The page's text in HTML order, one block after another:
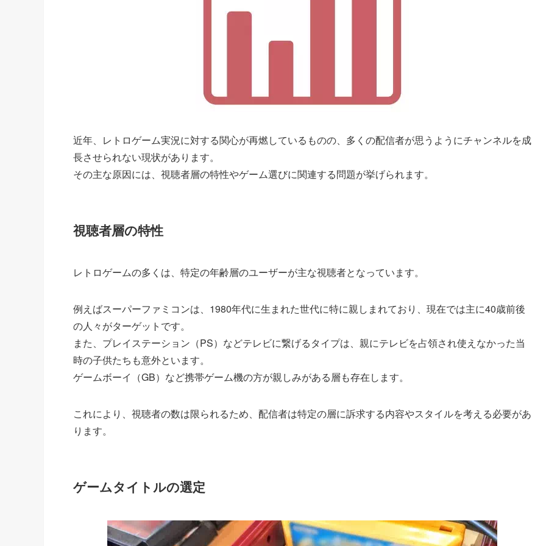
近年、レトロゲーム実況に対する関心が再燃しているものの、多くの配信者が思うようにチャンネルを成
長させられない現状があります。
その主な原因には、視聴者層の特性やゲーム選びに関連する問題が挙げられます。
視聴者層の特性
レトロゲームの多くは、特定の年齢層のユーザーが主な視聴者となっています。
例えばスーパーファミコンは、1980年代に生まれた世代に特に親しまれており、現在では主に40歳前後
の人々がターゲットです。
また、プレイステーション（PS）などテレビに繋げるタイプは、親にテレビを占領され使えなかった当
時の子供たちも意外といます。
ゲームボーイ（GB）など携帯ゲーム機の方が親しみがある層も存在します。
これにより、視聴者の数は限られるため、配信者は特定の層に訴求する内容やスタイルを考える必要があ
ります。
ゲームタイトルの選定